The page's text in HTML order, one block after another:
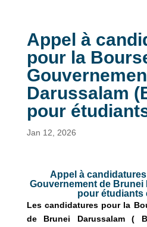
Appel à
pour la
Darussalam
pour
Jan 12, 2026
Appel à
Gouvernement de Brunei
pour étudiants
Les candidatures pour la
de Brunei Darussalam (